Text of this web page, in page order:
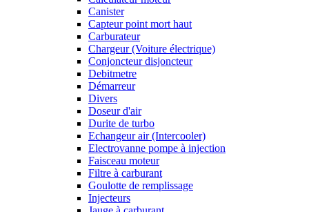
Canister
Capteur point mort haut
Carburateur
Chargeur (Voiture électrique)
Conjoncteur disjoncteur
Debitmetre
Démarreur
Divers
Doseur d'air
Durite de turbo
Echangeur air (Intercooler)
Electrovanne pompe à injection
Faisceau moteur
Filtre à carburant
Goulotte de remplissage
Injecteurs